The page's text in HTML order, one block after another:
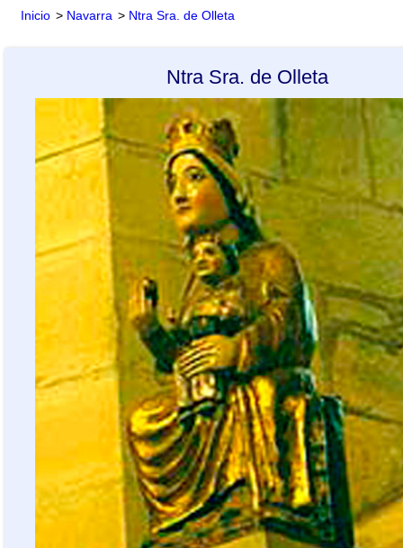
Inicio > Navarra > Ntra Sra. de Olleta
Ntra Sra. de Olleta